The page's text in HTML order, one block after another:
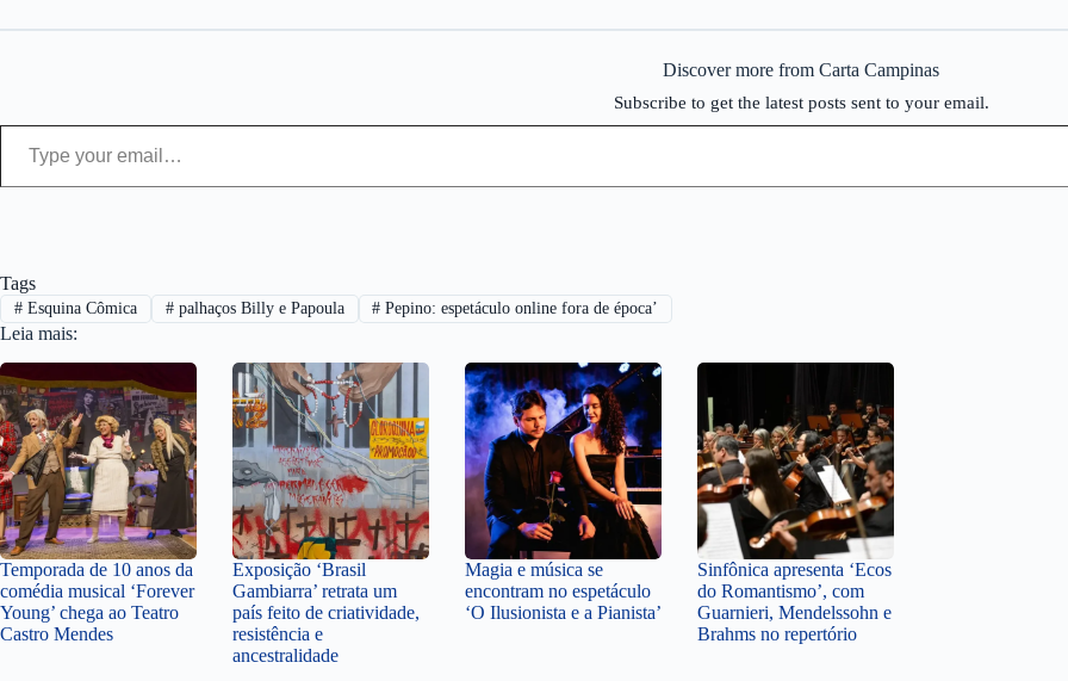
Discover more from Carta Campinas
Subscribe to get the latest posts sent to your email.
Type your email…
Tags
#Esquina Cômica #palhaços Billy e Papoula # Pepino: espetáculo online fora de época’
Leia mais:
Temporada de 10 anos da
comédia musical ‘Forever
Young’ chega ao Teatro
Castro Mendes
Exposição ‘Brasil
Gambiarra’ retrata um
país feito de criatividade,
resistência e
ancestralidade
Magia e música se
encontram no espetáculo
‘O Ilusionista e a Pianista’
Sinfônica apresenta ‘Ecos
do Romantismo’, com
Guarnieri, Mendelssohn e
Brahms no repertório